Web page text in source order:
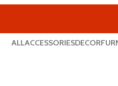
ALLACCESSORIESDECOR